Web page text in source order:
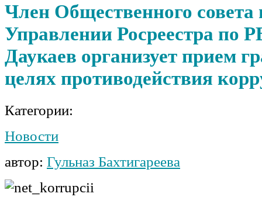
Член Общественного совета
Управлении Росреестра по
Даукаев организует прием
целях противодействия
Категории:
Новости
автор: Гульназ Бахтигареева